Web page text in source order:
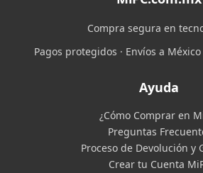
Compra segura en
Pagos protegidos · Envíos a
Ayuda
¿Cómo Comprar en
Preguntas
Proceso de Devolución y
Crear tu Cuenta